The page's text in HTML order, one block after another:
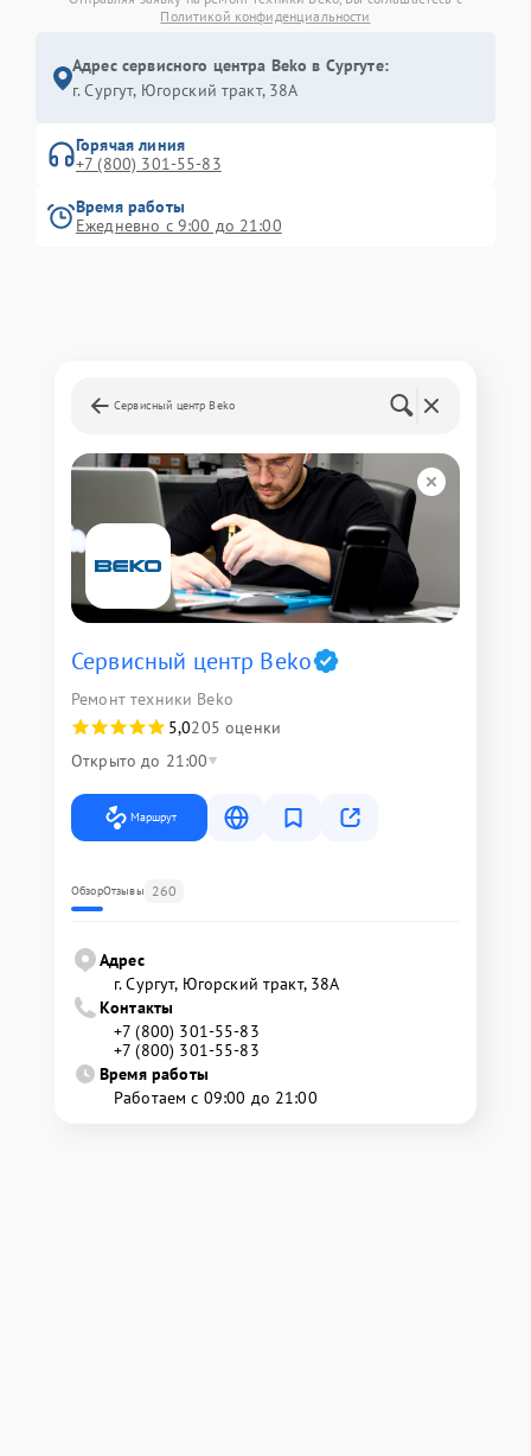
Политикой конфиденциальности
Адрес сервисного центра Beko в Сургуте:
г. Сургут, Югорский тракт, 38А
Горячая линия
+7 (800) 301-55-83
Время работы
Ежедневно с 9:00 до 21:00
Сервисный центр Beko
Сервисный центр Beko
Ремонт техники Beko
5,0205 оценки
Открыто до 21:00
Маршрут
ОбзорОтзывы 260
Адрес
г. Сургут, Югорский тракт, 38А
Контакты
+7 (800) 301-55-83
+7 (800) 301-55-83
Время работы
Работаем с 09:00 до 21:00